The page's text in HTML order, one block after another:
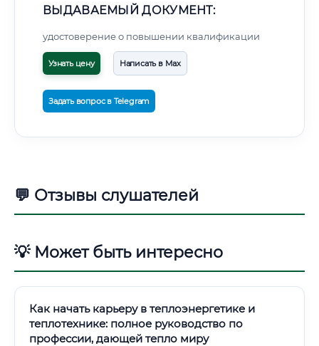
ВЫДАВАЕМЫЙ ДОКУМЕНТ:
удостоверение о повышении квалификации
Узнать цену Написать в Max
Задать вопрос в Telegram
💬 Отзывы слушателей
💡 Может быть интересно
Как начать карьеру в теплоэнергетике и
теплотехнике: полное руководство по
профессии, дающей тепло миру